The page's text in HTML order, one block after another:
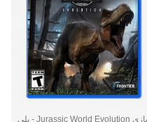
بازی Jurassic World Evolution - پلی